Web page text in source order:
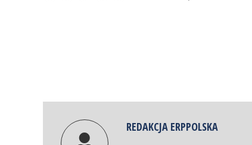
REDAKCJA ERPPOLSKA